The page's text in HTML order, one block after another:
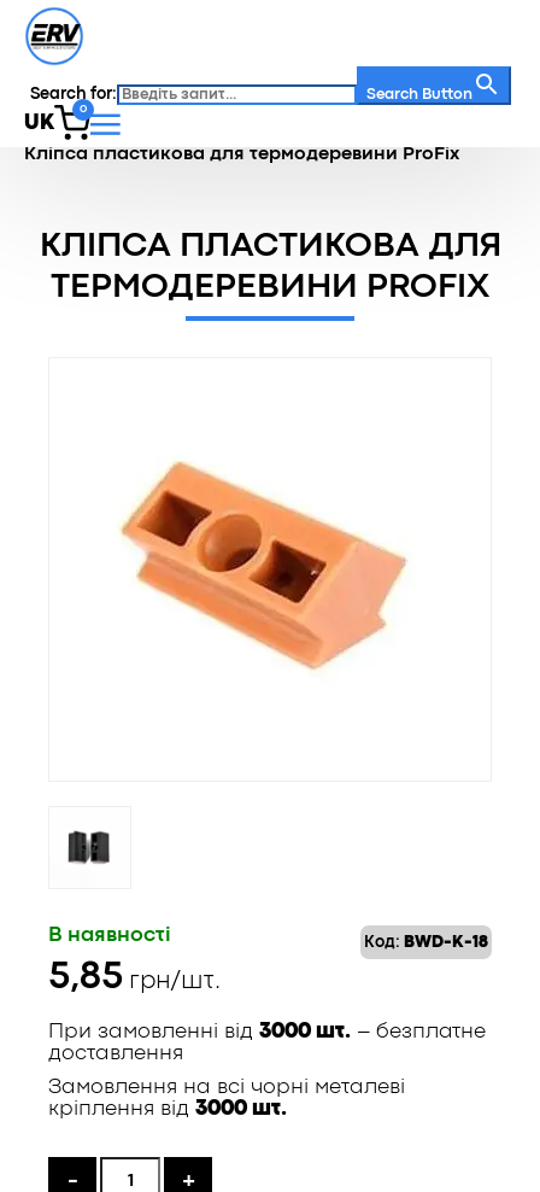
Search for: Search Button
UK
0
Головна / Каталог
Кліпса пластикова для термодеревини ProFix
КЛІПСА ПЛАСТИКОВА ДЛЯ
ТЕРМОДЕРЕВИНИ PROFIX
Код: BWD-K-18
В наявності
5,85 грн/шт.
При замовленні від 3000 шт. – безплатне
доставлення
Замовлення на всі чорні металеві
кріплення від 3000 шт.
- +